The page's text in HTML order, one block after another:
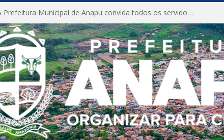
CONVITE A Prefeitura Municipal de Anapu convida todos os servidores públicos municipais para participarem da Audiência Pública de discussão da Lei de Diretrizes Orçamentárias (LDO), importante instrumento de planejamento das ações e investimentos da Administração Pública para o próximo exercício financeiro.